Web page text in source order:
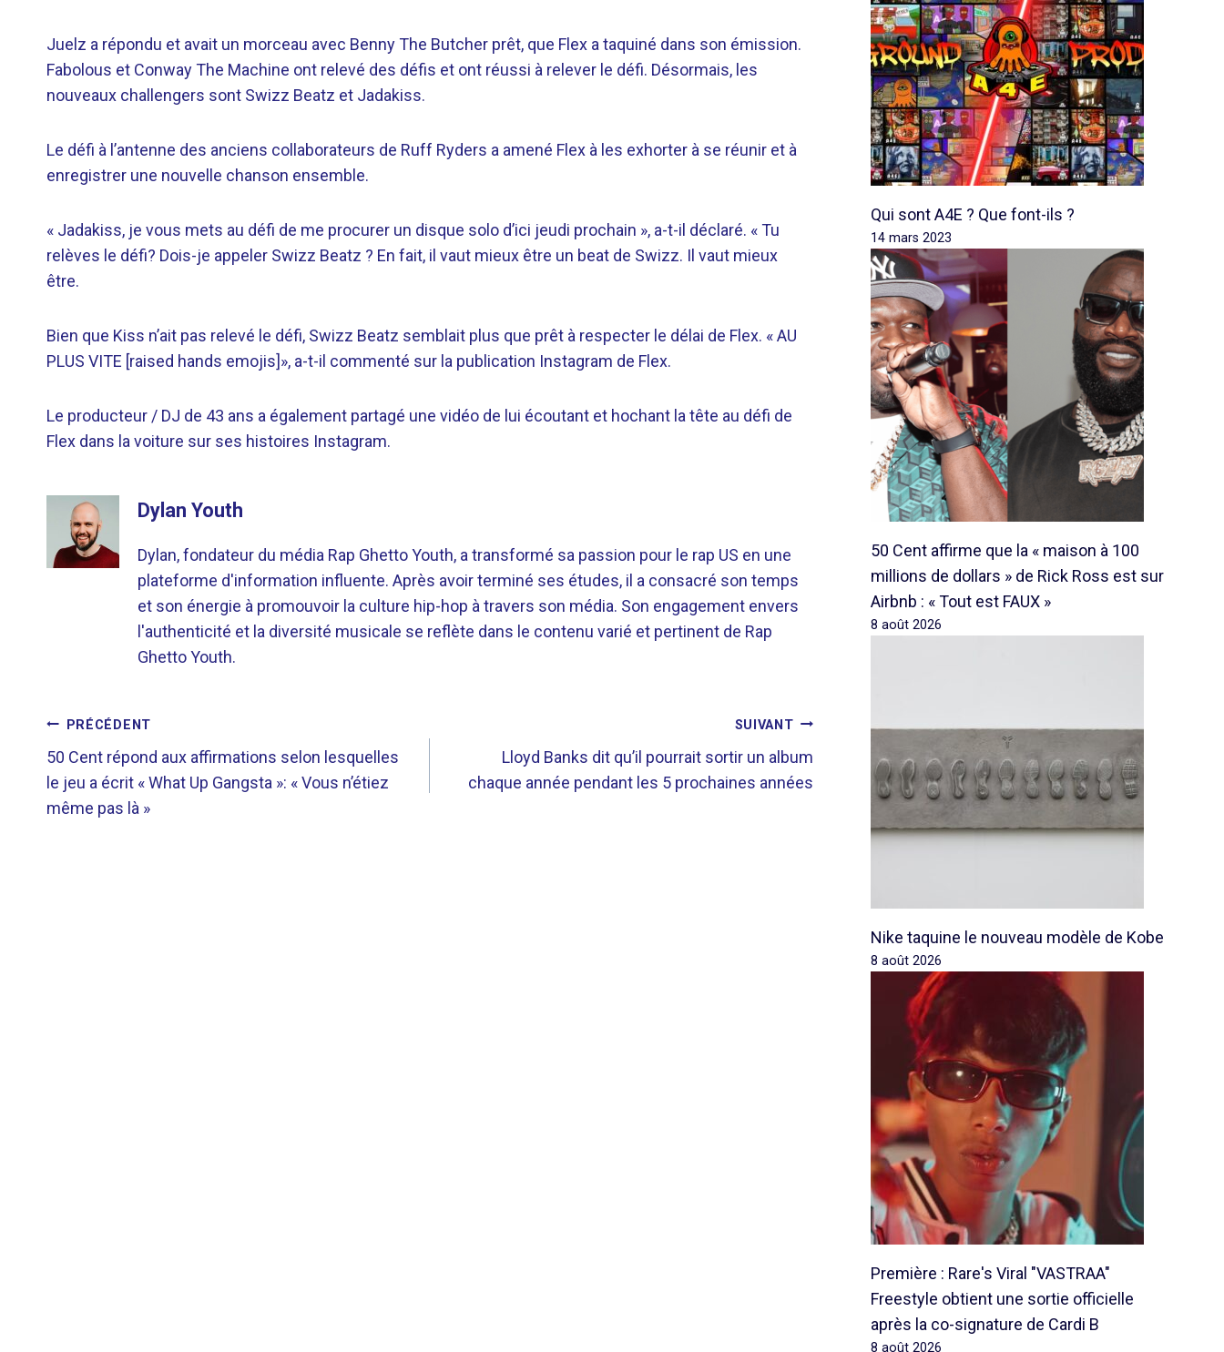
Juelz a répondu et avait un morceau avec Benny The Butcher prêt, que Flex a taquiné dans son émission.
Fabolous et Conway The Machine ont relevé des défis et ont réussi à relever le défi. Désormais, les
nouveaux challengers sont Swizz Beatz et Jadakiss.
Le défi à l’antenne des anciens collaborateurs de Ruff Ryders a amené Flex à les exhorter à se réunir et à
enregistrer une nouvelle chanson ensemble.
« Jadakiss, je vous mets au défi de me procurer un disque solo d’ici jeudi prochain », a-t-il déclaré. « Tu
relèves le défi? Dois-je appeler Swizz Beatz ? En fait, il vaut mieux être un beat de Swizz. Il vaut mieux
être.
Bien que Kiss n’ait pas relevé le défi, Swizz Beatz semblait plus que prêt à respecter le délai de Flex. « AU
PLUS VITE [raised hands emojis]», a-t-il commenté sur la publication Instagram de Flex.
Le producteur / DJ de 43 ans a également partagé une vidéo de lui écoutant et hochant la tête au défi de
Flex dans la voiture sur ses histoires Instagram.
Dylan Youth
Dylan, fondateur du média Rap Ghetto Youth, a transformé sa passion pour le rap US en une
plateforme d'information influente. Après avoir terminé ses études, il a consacré son temps
et son énergie à promouvoir la culture hip-hop à travers son média. Son engagement envers
l'authenticité et la diversité musicale se reflète dans le contenu varié et pertinent de Rap
Ghetto Youth.
NAVIGATION
DE
L’ARTICLE
PRÉCÉDENT
50 Cent répond aux affirmations selon lesquelles
le jeu a écrit « What Up Gangsta »: « Vous n’étiez
même pas là »
SUIVANT
Lloyd Banks dit qu’il pourrait sortir un album
chaque année pendant les 5 prochaines années
Qui sont A4E ? Que font-ils ?
14 mars 2023
50 Cent affirme que la « maison à 100
millions de dollars » de Rick Ross est sur
Airbnb : « Tout est FAUX »
8 août 2026
Nike taquine le nouveau modèle de Kobe
8 août 2026
Première : Rare's Viral "VASTRAA"
Freestyle obtient une sortie officielle
après la co-signature de Cardi B
8 août 2026